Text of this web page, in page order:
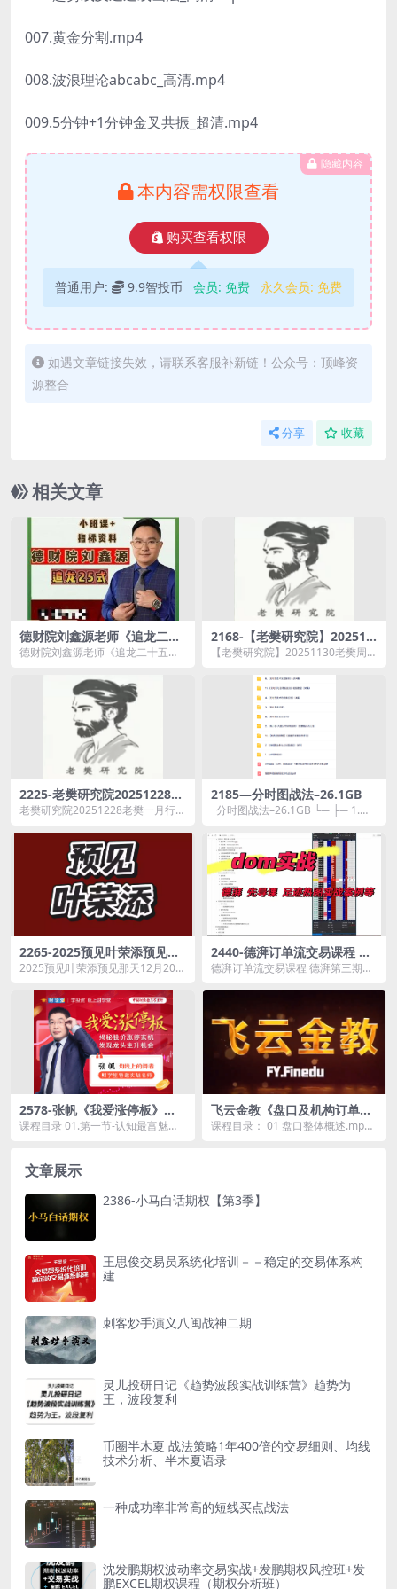
007.黄金分割.mp4
008.波浪理论abcabc_高清.mp4
009.5分钟+1分钟金叉共振_超清.mp4
隐藏内容
本内容需权限查看
购买查看权限
普通用户: 9.9智投币 会员: 免费 永久会员: 免费
如遇文章链接失效，请联系客服补新链！公众号：顶峰资
源整合
分享 收藏
相关文章
德财院刘鑫源老师《追龙二十
五式》小班课+指标资料
德财院刘鑫源老师《追龙二十五
2168-【老樊研究院】202511
30老樊周策略：12月行情交易
【老樊研究院】20251130老樊周策
2225-老樊研究院20251228老
樊一月行情投资策略！视频
老樊研究院20251228老樊一月行情
简介： ...
2185—分时图战法–26.1GB
分时图战法–26.1GB └─ ├─ 1.
2265-2025预见叶荣添预见那
天12月20日专属直播课音频独
2025预见叶荣添预见那天12月20日
介： &nbs...
2440-德湃订单流交易课程 德
湃第三期订单流课程
德湃订单流交易课程 德湃第三期订
...
2578-张帆《我爱涨停板》揭
秘股价涨停玄机发现龙头主升
课程目录 01.第一节-认知最富魅力
飞云金教《盘口及机构订单流
交易 精讲》
课程目录： 01 盘口整体概述.mp4
文章展示
2386-小马白话期权【第3季】
王思俊交易员系统化培训－－稳定的交易体系构
建
刺客炒手演义八闽战神二期
灵儿投研日记《趋势波段实战训练营》趋势为
王，波段复利
币圈半木夏 战法策略1年400倍的交易细则、均线
技术分析、半木夏语录
一种成功率非常高的短线买点战法
沈发鹏期权波动率交易实战+发鹏期权风控班+发
鹏EXCEL期权课程（期权分析班）